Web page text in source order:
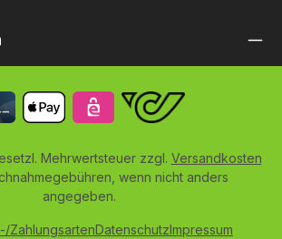
Mehrwertsteuer zzgl. Versandkosten
wenn nicht anders
angegeben.
ZahlungsartenDatenschutzImpressum